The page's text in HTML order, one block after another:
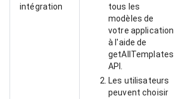
intégration
tous les
modèles de
votre application
à l'aide de
getAllTemplates
API.
Les utilisateurs
peuvent choisir